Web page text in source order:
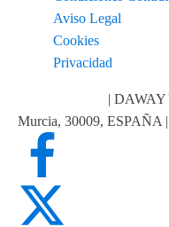
Aviso Legal
Cookies
Privacidad
| DAWAY
Murcia, 30009, ESPAÑA